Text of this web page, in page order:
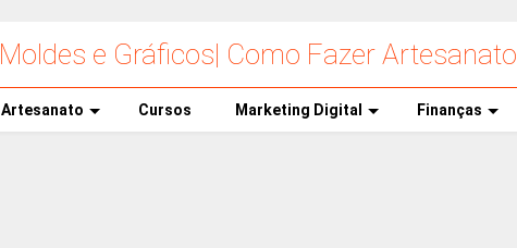
Moldes e Gráficos| Como Fazer Artesanato
Artesanato Cursos Marketing Digital Finanças